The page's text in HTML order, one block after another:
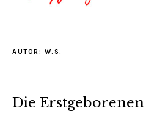
AUTOR: W.S.
Die Erstgeborenen